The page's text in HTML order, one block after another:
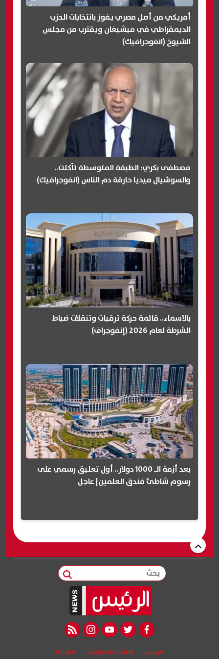
أمريكي من أصل مصري يفوز بانتخابات الحزب
الديمقراطي في ميشيغان ويقترب من مجلس
الشيوخ (انفوجرافيك)
مصطفى بكري: الطبقة المتوسطة تآكلت..
والسوشيال ميديا حارقة دم الناس (انفوجرافيك)
بالأسماء.. قائمة حركة ترقيات وتنقلات ضباط
الشرطة لعام 2026 (إنفوجراف)
بعد أزمة الـ 1000 دولار.. أول تعليق رسمي على
رسوم شاطئ فندق العلمين| عاجل
بحث
facebook
twitter
youtube
instagram
rss feed
من نحن سياسة الخصوصية اتصل بنا